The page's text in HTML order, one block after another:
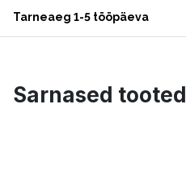
Tarneaeg 1-5 tööpäeva
Sarnased tooted